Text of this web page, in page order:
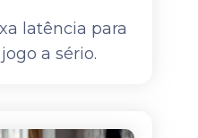
latência para
a sério.